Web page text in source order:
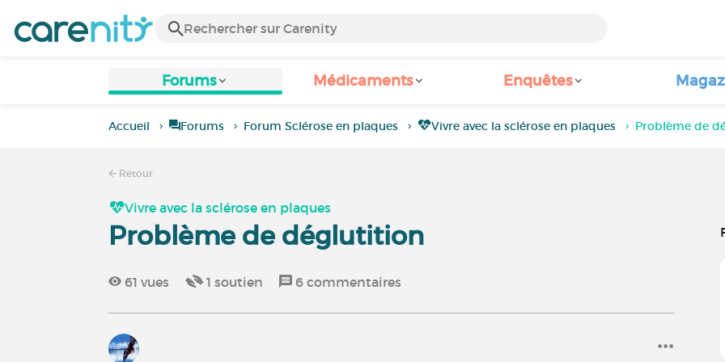
Forums Médicaments Enquêtes
Accueil Forums Forum Sclérose en plaques Vivre avec la sclérose en plaques Problème de
Retour
Vivre avec la sclérose en plaques
Problème de déglutition
61 vues 1 soutien 6 commentaires